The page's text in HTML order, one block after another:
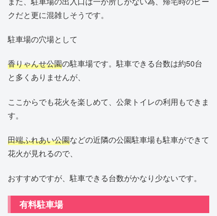
クだと更に混雑しそうです。
駐車場の穴場として
香りゃんせ公園の駐車場です。駐車できる台数は約50台
と多くありませんが、
ここからでも花火を楽しめて、公衆トイレの利用もできま
す。
田端ふれあい公園などの近隣の公園駐車場も駐車ができて
花火が見れるので、
おすすめですが、駐車できる台数がかなり少ないです。
有料駐車場